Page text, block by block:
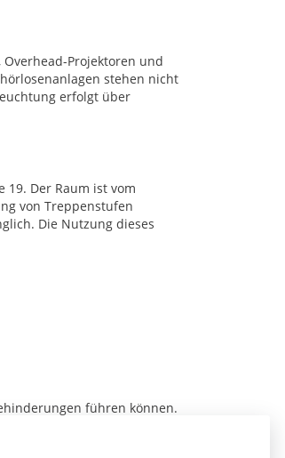
Projektoren und
stehen nicht
erfolgt über
19. Der Raum ist vom
von Treppenstufen
Die Nutzung dieses
führen können.